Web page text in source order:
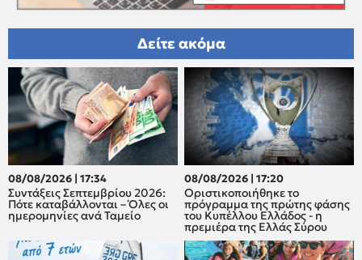
Δείτε ακόμα
08/08/2026 | 17:34
Συντάξεις Σεπτεμβρίου 2026:
Πότε καταβάλλονται – Όλες οι
ημερομηνίες ανά Ταμείο
08/08/2026 | 17:20
Οριστικοποιήθηκε το
πρόγραμμα της πρώτης φάσης
του Κυπέλλου Ελλάδος - η
πρεμιέρα της Ελλάς Σύρου